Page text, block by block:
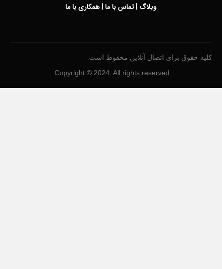
وبلاگ |تماس با ما|همکاری با ما
کلیه حقوق برای اتصال آنلاین محفوط است
Copyright © 2024. All rights reserved.